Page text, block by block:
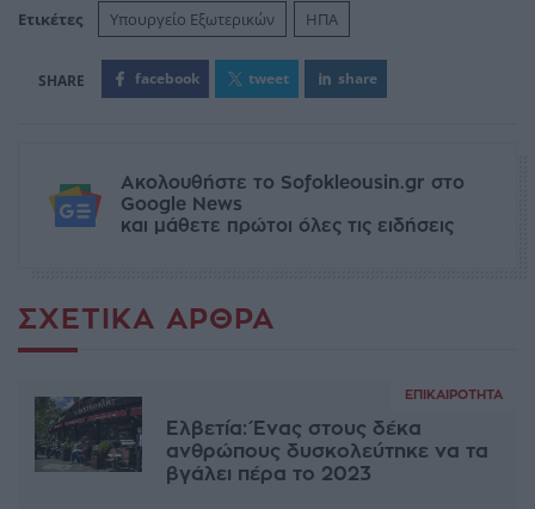
Ετικέτες Υπουργείο Εξωτερικών ΗΠΑ
facebook tweet share
Ακολουθήστε το Sofokleousin.gr στο
Google News
και μάθετε πρώτοι όλες τις ειδήσεις
ΣΧΕΤΙΚΆ ΆΡΘΡΑ
ΕΠΙΚΑΙΡΌΤΗΤΑ
Ελβετία: Ένας στους δέκα
ανθρώπους δυσκολεύτηκε να τα
βγάλει πέρα το 2023